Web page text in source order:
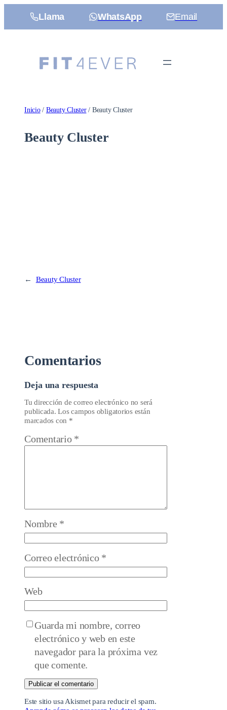
Llama WhatsApp Email
Inicio/ Beauty Cluster/ Beauty Cluster
Beauty Cluster
← Beauty Cluster
Comentarios
Deja una respuesta
Tu dirección de correo electrónico no será
publicada. Los campos obligatorios están
marcados con *
Comentario *
Nombre *
Correo electrónico *
Web
Guarda mi nombre, correo
electrónico y web en este
navegador para la próxima vez
que comente.
Este sitio usa Akismet para reducir el spam.